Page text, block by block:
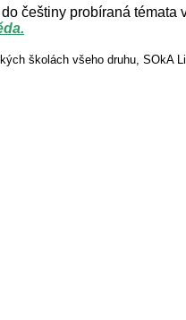
češtiny probíraná
školách všeho druhu, SOkA